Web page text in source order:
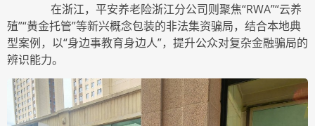
在浙江，平安养老险浙江分公司则聚焦“RWA”“云养
殖”“黄金托管”等新兴概念包装的非法集资骗局，结合本地典
型案例，以“身边事教育身边人”，提升公众对复杂金融骗局的
辨识能力。